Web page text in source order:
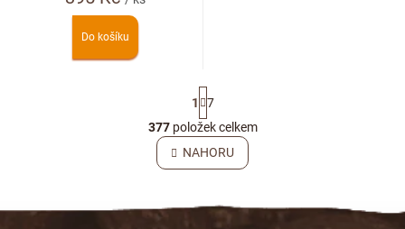
Do košíku
O
v
l
d
S
t
r
á
n
k
1
7
377položek celkem
NAHORU
Z